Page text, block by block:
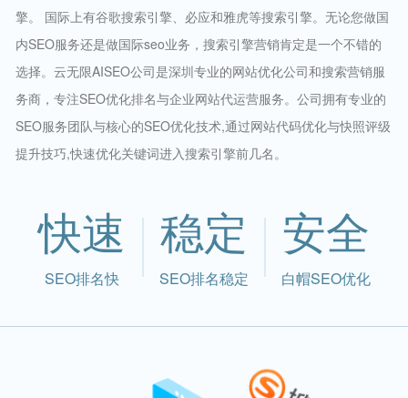
擎。 国际上有谷歌搜索引擎、必应和雅虎等搜索引擎。无论您做国
内SEO服务还是做国际seo业务，搜索引擎营销肯定是一个不错的
选择。云无限AISEO公司是深圳专业的网站优化公司和搜索营销服
务商，专注SEO优化排名与企业网站代运营服务。公司拥有专业的
SEO服务团队与核心的SEO优化技术,通过网站代码优化与快照评级
提升技巧,快速优化关键词进入搜索引擎前几名。
快速
SEO排名快
稳定
SEO排名稳定
安全
白帽SEO优化